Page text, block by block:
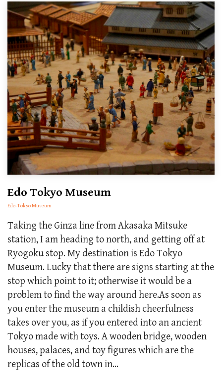
Edo Tokyo Museum
Edo-Tokyo Museum
Taking the Ginza line from Akasaka Mitsuke
station, I am heading to north, and getting off at
Ryogoku stop. My destination is Edo Tokyo
Museum. Lucky that there are signs starting at the
stop which point to it; otherwise it would be a
problem to find the way around here.As soon as
you enter the museum a childish cheerfulness
takes over you, as if you entered into an ancient
Tokyo made with toys. A wooden bridge, wooden
houses, palaces, and toy figures which are the
replicas of the old town in...